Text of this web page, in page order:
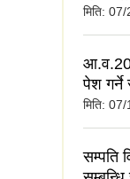
मिति: 07/
पेश गर्ने
मिति: 07/
सम्पति